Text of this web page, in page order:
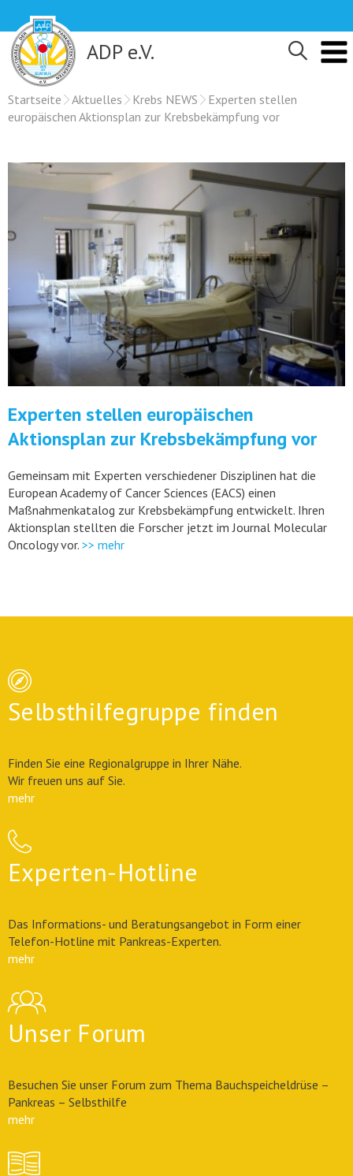
content
ADP e.V.
Startseite Aktuelles Krebs NEWS
Experten stellen
europäischen Aktionsplan zur Krebsbekämpfung vor
Experten stellen europäischen
Aktionsplan zur Krebsbekämpfung vor
Gemeinsam mit Experten verschiedener Disziplinen hat die
European Academy of Cancer Sciences (EACS) einen
Maßnahmenkatalog zur Krebsbekämpfung entwickelt. Ihren
Aktionsplan stellten die Forscher jetzt im Journal Molecular
Oncology vor. >> mehr
Selbsthilfegruppe finden
Finden Sie eine Regionalgruppe in Ihrer Nähe.
Wir freuen uns auf Sie.
mehr
Experten-Hotline
Das Informations- und Beratungsangebot in Form einer
Telefon-Hotline mit Pankreas-Experten.
mehr
Unser Forum
Besuchen Sie unser Forum zum Thema Bauchspeicheldrüse –
Pankreas – Selbsthilfe
mehr